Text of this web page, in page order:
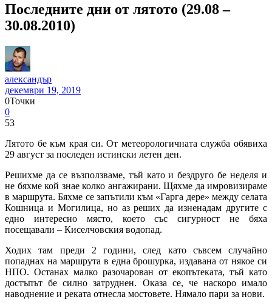
Последните дни от лятото (29.08 –
30.08.2010)
александър
декември 19, 2019
0Точки
0
53
Лятото бе към края си. От метеорологичната служба обявиха
29 август за последен истински летен ден.
Решихме да се възползваме, тъй като и бездруго бе неделя и
не бяхме кой знае колко ангажирани. Щяхме да имровизираме
в маршрута. Бяхме се запътили към «Гарга дере» между селата
Кошница и Могилица, но аз реших да изненадам другите с
едно интересно място, което със сигурност не бяха
посещавали – Киселчовския водопад.
Ходих там преди 2 години, след като съвсем случайно
попаднах на маршрута в една брошурка, издавана от някое си
НПО. Останах малко разочарован от екопътеката, тъй като
достъпът бе силно затруднен. Оказа се, че наскоро имало
наводнение и реката отнесла мостовете. Нямало пари за нови.